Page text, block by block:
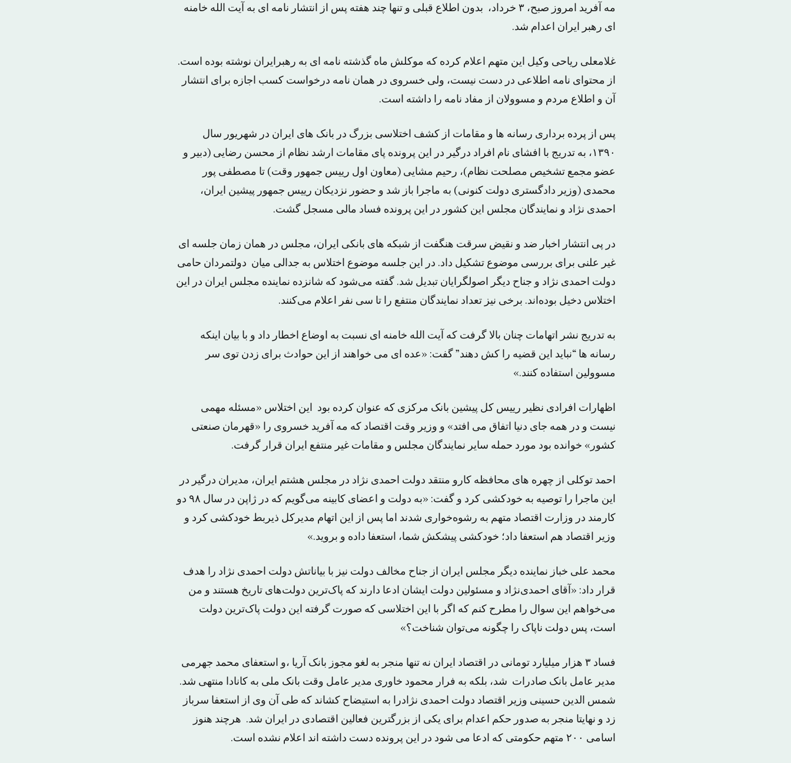
مه آفرید امروز صبح، ۳ خرداد، بدون اطلاع قبلی و تنها چند هفته پس از انتشار نامه ای به آیت الله خامنه
ای رهبر ایران اعدام شد.
غلامعلی ریاحی وکیل این متهم اعلام کرده که موکلش ماه گذشته نامه ای به رهبرایران نوشته بوده است.
از محتوای نامه اطلاعی در دست نیست، ولی خسروی در همان نامه درخواست کسب اجازه برای انتشار
آن و اطلاع مردم و مسوولان از مفاد نامه را داشته است.
پس از پرده برداری رسانه ها و مقامات از کشف اختلاسی بزرگ در بانک های ایران در شهریور سال
۱۳۹۰، به تدریج با افشای نام افراد درگیر در این پرونده پای مقامات ارشد نظام از محسن رضایی (دبیر و
عضو مجمع تشخیص مصلحت نظام)، رحیم مشایی (معاون اول رییس جمهور وقت) تا مصطفی پور
محمدی (وزیر دادگستری دولت کنونی) به ماجرا باز شد و حضور نزدیکان رییس جمهور پیشین ایران،
احمدی نژاد و نمایندگان مجلس این کشور در این پرونده فساد مالی مسجل گشت.
در پی انتشار اخبار ضد و نقیض سرقت هنگفت از شبکه های بانکی ایران، مجلس در همان زمان جلسه ای
غیر علنی برای بررسی موضوع تشکیل داد. در این جلسه موضوع اختلاس به جدالی میان دولتمردان حامی
دولت احمدی نژاد و جناح دیگر اصولگرایان تبدیل شد. گفته می‌شود که شانزده نماینده مجلس ایران در این
اختلاس دخیل بوده‌اند. برخی نیز تعداد نمایندگان منتفع را تا سی نفر اعلام می‌کنند.
به تدریج نشر اتهامات چنان بالا گرفت که آیت الله خامنه ای نسبت به اوضاع اخطار داد و با بیان اینکه
رسانه ها “نباید این قضیه را کش دهند” گفت: «عده ای می خواهند از این حوادث برای زدن توی سر
مسوولین استفاده کنند.»
اظهارات افرادی نظیر رییس کل پیشین بانک مرکزی که عنوان کرده بود این اختلاس «مسئله مهمی
نیست و در همه جای دنیا اتفاق می افتد» و وزیر وقت اقتصاد که مه آفرید خسروی را «قهرمان صنعتی
کشور» خوانده بود مورد حمله سایر نمایندگان مجلس و مقامات غیر منتفع ایران قرار گرفت.
احمد توکلی از چهره های محافظه کارو منتقد دولت احمدی نژاد در مجلس هشتم ایران، مدیران درگیر در
این ماجرا را توصیه به خودکشی کرد و گفت: «به دولت و اعضای کابینه می‌گویم که در ژاپن در سال ۹۸ دو
کارمند در وزارت اقتصاد متهم به رشوه‌خواری شدند اما پس از این اتهام مدیرکل ذیربط خودکشی کرد و
وزیر اقتصاد هم استعفا داد؛ خودکشی پیشکش شما، استعفا داده و بروید.»
محمد علی خباز نماینده دیگر مجلس ایران از جناح مخالف دولت نیز با بیاناتش دولت احمدی نژاد را هدف
قرار داد: «آقای احمدی‌نژاد و مسئولین دولت‌ ایشان ادعا دارند که پاک‌ترین دولت‌های تاریخ هستند و من
می‌خواهم این سوال را مطرح کنم که اگر با این اختلاسی که صورت گرفته این دولت پاک‌ترین دولت
است، پس دولت ناپاک را چگونه می‌توان شناخت؟»
فساد ۳ هزار میلیارد تومانی در اقتصاد ایران نه تنها منجر به لغو مجوز بانک آریا ،و استعفای محمد جهرمی
مدیر عامل بانک صادرات شد، بلکه به فرار محمود خاوری مدیر عامل وقت بانک ملی به کانادا منتهی شد.
شمس الدین حسینی وزیر اقتصاد دولت احمدی نژادرا به استیضاح کشاند که طی آن وی از استعفا سرباز
زد و نهایتا منجر به صدور حکم اعدام برای یکی از بزرگترین فعالین اقتصادی در ایران شد. هرچند هنوز
اسامی ۲۰۰ متهم حکومتی که ادعا می شود در این پرونده دست داشته اند اعلام نشده است.